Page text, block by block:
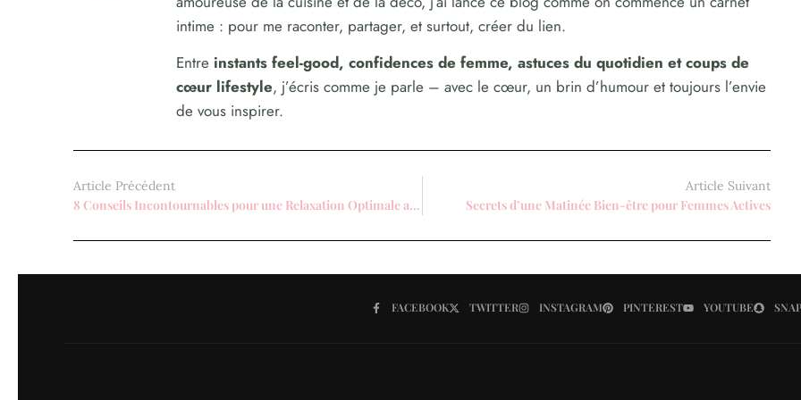
intime : pour me raconter, partager, et surtout, créer du lien.
Entre instants feel-good, confidences de femme, astuces du quotidien et coups de
cœur lifestyle, j’écris comme je parle – avec le cœur, un brin d’humour et toujours l’envie
de vous inspirer.
Article Précédent
8 Conseils Incontournables pour une Relaxation Optimale au Féminin
Article Suivant
Secrets d’une Matinée Bien-être pour Femmes Actives
FACEBOOK TWITTER INSTAGRAM PINTEREST YOUTUBE